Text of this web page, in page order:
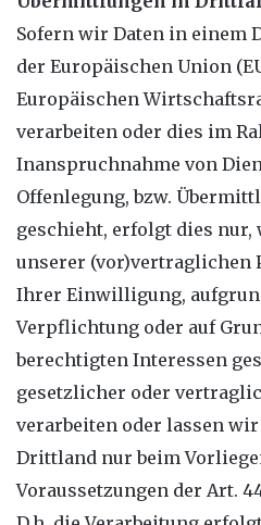
Sofern wir Daten in einem
der Europäischen Union
Europäischen
verarbeiten oder dies im
Inanspruchnahme von
Offenlegung, bzw.
geschieht, erfolgt dies nur,
unserer (vor)vertraglichen
Ihrer Einwilligung,
Verpflichtung oder auf
berechtigten Interessen
gesetzlicher oder
verarbeiten oder lassen
Drittland nur beim
Voraussetzungen der Art.